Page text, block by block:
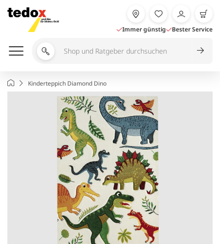
Inhalt
springen
Immer günstig Bester Service
Shop
durchsuchen
StartseiteKinderteppich Diamond Dino